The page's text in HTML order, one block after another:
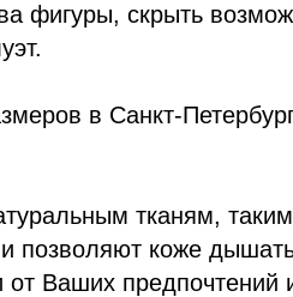
фигуры, скрыть
в Санкт-
тканям,
позволяют коже
Ваших предпочтений